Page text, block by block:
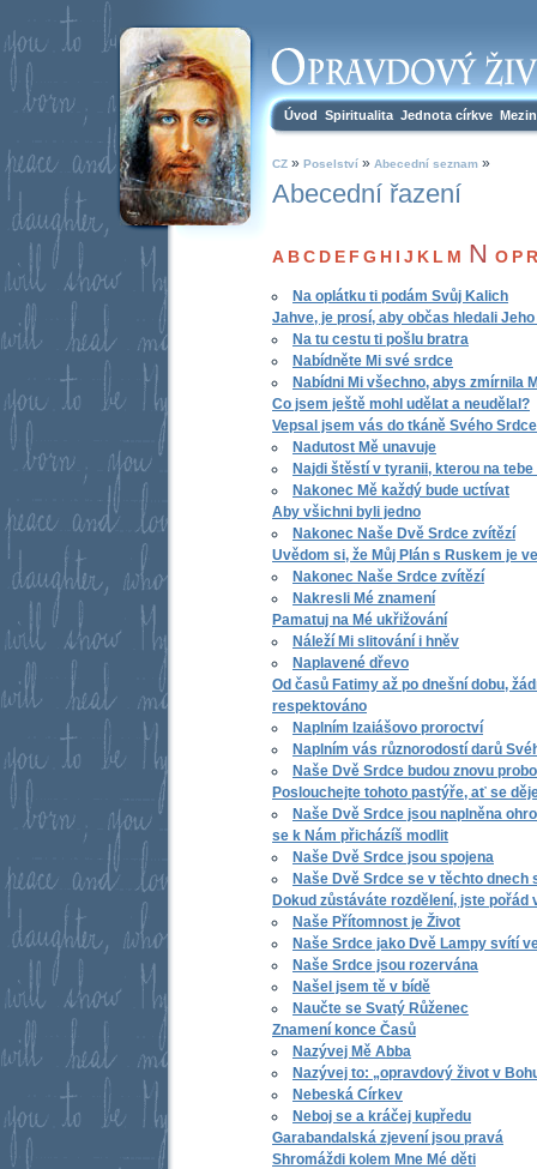
Úvod Spiritualita Jednota církve
CZ » Poselství » Abecední seznam »
Abecední řazení
A BC D E F G H I J K L M N O P R
Na oplátku ti podám Svůj Kalich
Jahve, je prosí, aby občas hledali
Na tu cestu ti pošlu bratra
Nabídněte Mi své srdce
Nabídni Mi všechno, abys zmírnila
Co jsem ještě mohl udělat a neudělal?
Vepsal jsem vás do tkáně Svého Srdce
Nadutost Mě unavuje
Najdi štěstí v tyranii, kterou na tebe
Nakonec Mě každý bude uctívat
Aby všichni byli jedno
Nakonec Naše Dvě Srdce zvítězí
Uvědom si, že Můj Plán s Ruskem je
Nakonec Naše Srdce zvítězí
Nakresli Mé znamení
Pamatuj na Mé ukřižování
Náleží Mi slitování i hněv
Naplavené dřevo
Od časů Fatimy až po dnešní dobu,
respektováno
Naplním Izaiášovo proroctví
Naplním vás různorodostí darů
Naše Dvě Srdce budou znovu
Poslouchejte tohoto pastýře, ať se
Naše Dvě Srdce jsou naplněna
se k Nám přicházíš modlit
Naše Dvě Srdce jsou spojena
Naše Dvě Srdce se v těchto dnech
Dokud zůstáváte rozdělení, jste pořád
Naše Přítomnost je Život
Naše Srdce jako Dvě Lampy svítí
Naše Srdce jsou rozervána
Našel jsem tě v bídě
Naučte se Svatý Růženec
Znamení konce Časů
Nazývej Mě Abba
Nazývej to: „opravdový život v
Nebeská Církev
Neboj se a kráčej kupředu
Garabandalská zjevení jsou pravá
Shromáždi kolem Mne Mé děti